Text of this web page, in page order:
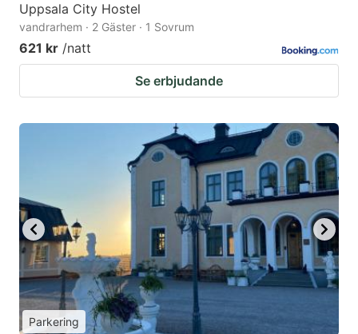
Uppsala City Hostel
vandrarhem · 2 Gäster · 1 Sovrum
621 kr /natt
Se erbjudande
Parkering